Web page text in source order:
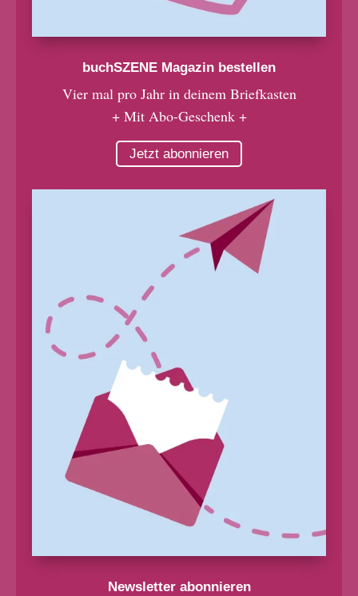
buchSZENE Magazin bestellen
Vier mal pro Jahr in deinem Briefkasten
+ Mit Abo-Geschenk +
Jetzt abonnieren
Newsletter abonnieren